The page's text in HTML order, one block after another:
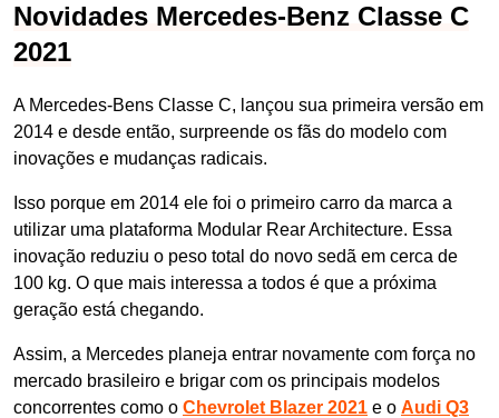
Novidades Mercedes-Benz Classe C
2021
A Mercedes-Bens Classe C, lançou sua primeira versão em
2014 e desde então, surpreende os fãs do modelo com
inovações e mudanças radicais.
Isso porque em 2014 ele foi o primeiro carro da marca a
utilizar uma plataforma Modular Rear Architecture. Essa
inovação reduziu o peso total do novo sedã em cerca de
100 kg. O que mais interessa a todos é que a próxima
geração está chegando.
Assim, a Mercedes planeja entrar novamente com força no
mercado brasileiro e brigar com os principais modelos
concorrentes como o Chevrolet Blazer 2021 e o Audi Q3